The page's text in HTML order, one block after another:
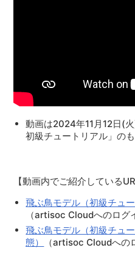
動画は2024年11月12日(
初級チュートリアル」の
【動画内でご紹介している
飛ぶ鳥モデル（初級チュ
（artisoc Cloudへのログ
飛ぶ鳥モデル（初級チュ
態）
（artisoc Cloudへの